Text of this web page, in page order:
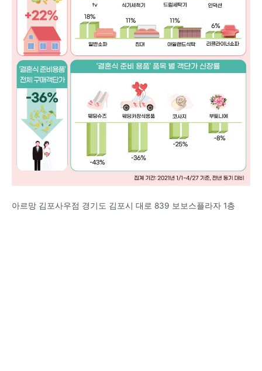
아르망 김포사우점 경기도 김포시 대로 839 보보스플라자 1층